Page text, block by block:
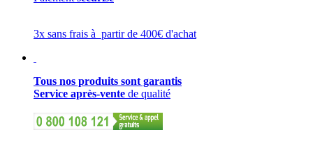
3x sans frais à partir de 400€ d'achat
Tous nos produits sont garantis
Service après-vente de qualité